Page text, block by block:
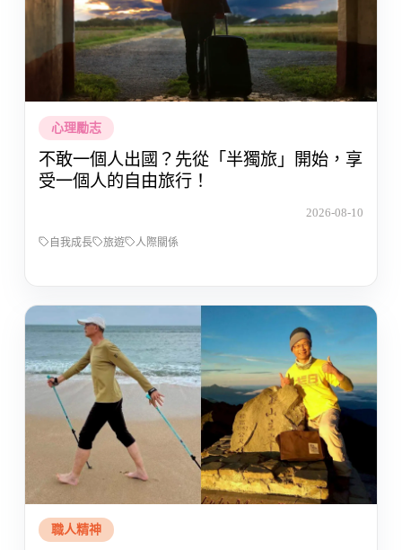
心理勵志
不敢一個人出國？先從「半獨旅」開始，享
受一個人的自由旅行！
2026-08-10
自我成長 旅遊 人際關係
職人精神